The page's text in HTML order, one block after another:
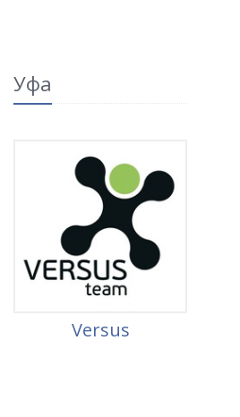
Уфа
Versus